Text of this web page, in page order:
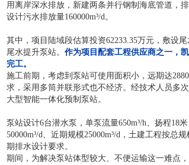
用离岸深水排放，新建两条并行钢制海底管道，
设计污水排放量160000m³/d。
其中，项目陆域段估算投资62233.35万元，敷设
尾水提升泵站。 作为项目配套工程供应商之一，
完工。
施工前期，考虑到泵站可使用面积小，远期达
求，采用多筒并联形式也不经济。经技术人员多
大型智能一体化预制泵站。
泵站设计6台潜水泵，单泵流量650m³/h、扬程18
50000m³/d、近期规模25000m³/d，土建工程按总
期排水设计要求。
期间，为解决泵站体型较大、不便运输这一难点